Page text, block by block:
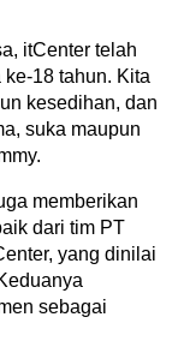
itCenter telah
18 tahun. Kita
kesedihan, dan
suka maupun
memberikan
dari tim PT
yang dinilai
sebagai